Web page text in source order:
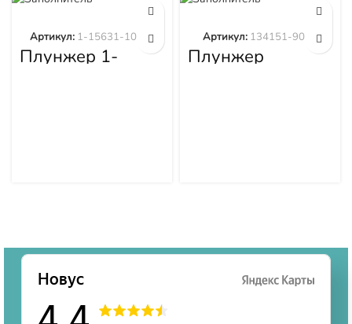
Плунжер 1-
15631-101-0
Артикул: 1-15631-101-0
Плунжер
134151-9020
Артикул: 134151-9020